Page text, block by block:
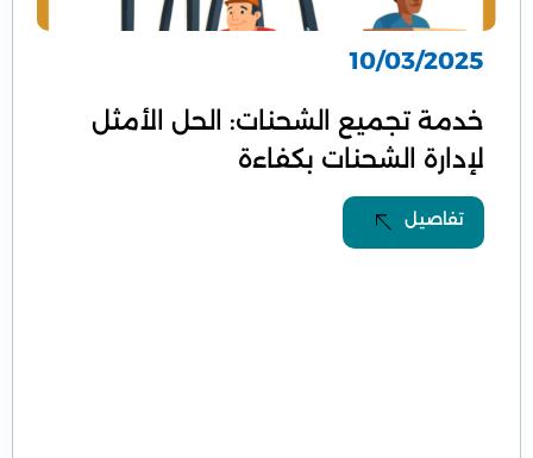
10/03/2025
خدمة تجميع الشحنات: الحل الأمثل
لإدارة الشحنات بكفاءة
تفاصيل